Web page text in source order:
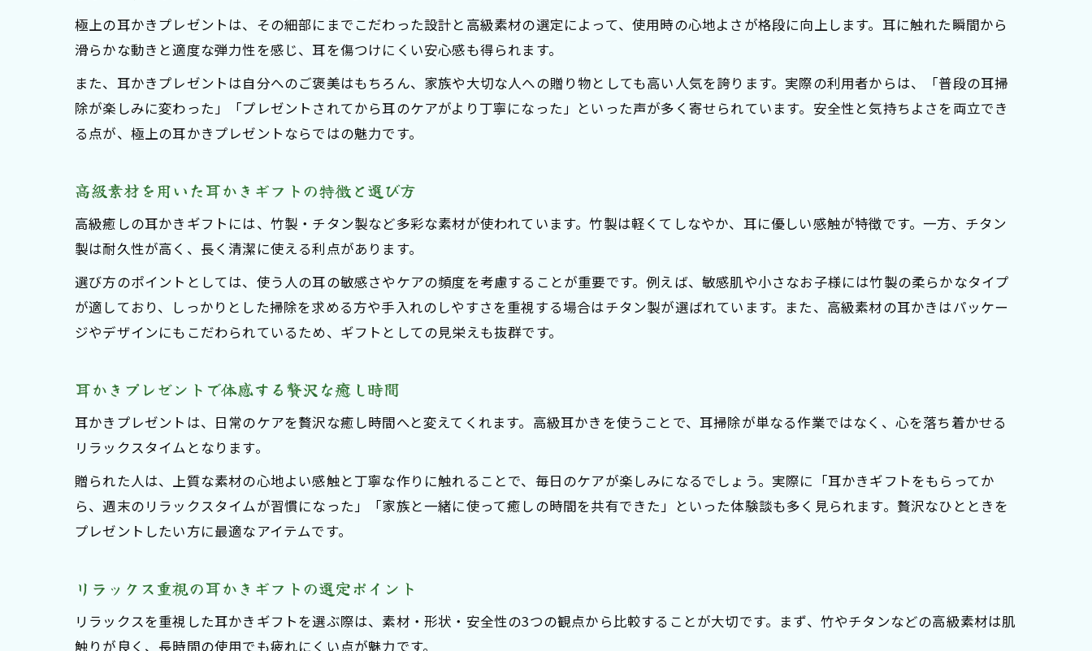
極上の耳かきプレゼントは、その細部にまでこだわった設計と高級素材の選定によって、使用時の心地よさが格段に向上します。耳に触れた瞬間から
滑らかな動きと適度な弾力性を感じ、耳を傷つけにくい安心感も得られます。
また、耳かきプレゼントは自分へのご褒美はもちろん、家族や大切な人への贈り物としても高い人気を誇ります。実際の利用者からは、「普段の耳掃
除が楽しみに変わった」「プレゼントされてから耳のケアがより丁寧になった」といった声が多く寄せられています。安全性と気持ちよさを両立でき
る点が、極上の耳かきプレゼントならではの魅力です。
高級素材を用いた耳かきギフトの特徴と選び方
高級癒しの耳かきギフトには、竹製・チタン製など多彩な素材が使われています。竹製は軽くてしなやか、耳に優しい感触が特徴です。一方、チタン
製は耐久性が高く、長く清潔に使える利点があります。
選び方のポイントとしては、使う人の耳の敏感さやケアの頻度を考慮することが重要です。例えば、敏感肌や小さなお子様には竹製の柔らかなタイプ
が適しており、しっかりとした掃除を求める方や手入れのしやすさを重視する場合はチタン製が選ばれています。また、高級素材の耳かきはパッケー
ジやデザインにもこだわられているため、ギフトとしての見栄えも抜群です。
耳かきプレゼントで体感する贅沢な癒し時間
耳かきプレゼントは、日常のケアを贅沢な癒し時間へと変えてくれます。高級耳かきを使うことで、耳掃除が単なる作業ではなく、心を落ち着かせる
リラックスタイムとなります。
贈られた人は、上質な素材の心地よい感触と丁寧な作りに触れることで、毎日のケアが楽しみになるでしょう。実際に「耳かきギフトをもらってか
ら、週末のリラックスタイムが習慣になった」「家族と一緒に使って癒しの時間を共有できた」といった体験談も多く見られます。贅沢なひとときを
プレゼントしたい方に最適なアイテムです。
リラックス重視の耳かきギフトの選定ポイント
リラックスを重視した耳かきギフトを選ぶ際は、素材・形状・安全性の3つの観点から比較することが大切です。まず、竹やチタンなどの高級素材は肌
触りが良く、長時間の使用でも疲れにくい点が魅力です。